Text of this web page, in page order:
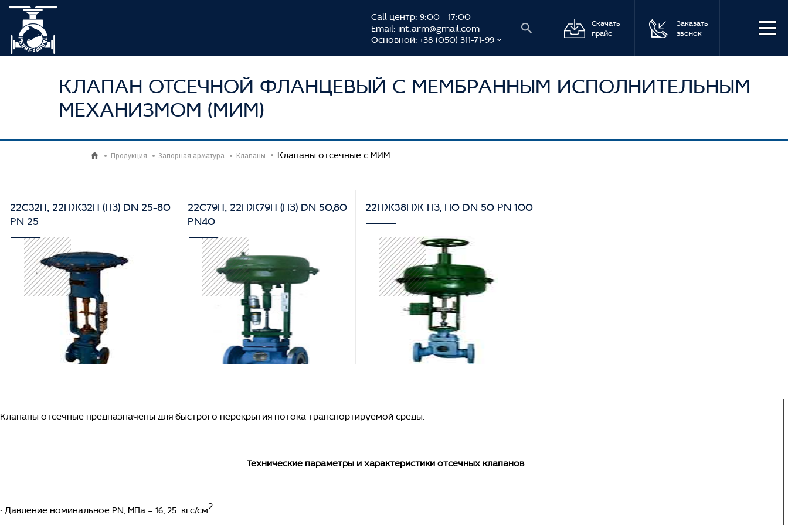
Call центр: 9:00 - 17:00
Email: int.arm@gmail.com
Основной: +38 (050) 311-71-99
Скачать
прайс
Заказать
звонок
КЛАПАН ОТСЕЧНОЙ ФЛАНЦЕВЫЙ С МЕМБРАННЫМ ИСПОЛНИТЕЛЬНЫМ
МЕХАНИЗМОМ (МИМ)
Продукция Запорная арматура Клапаны Клапаны отсечные с МИМ
22С32П, 22НЖ32П (НЗ) DN 25-80
PN 25
22С79П, 22НЖ79П (НЗ) DN 50,80
PN40
22НЖ38НЖ НЗ, НО DN 50 PN 100
Клапаны отсечные предназначены для быстрого перекрытия потока транспортируемой среды.
Технические параметры и характеристики отсечных клапанов
• Давление номинальное PN, МПа – 16, 25 кгс/см2.